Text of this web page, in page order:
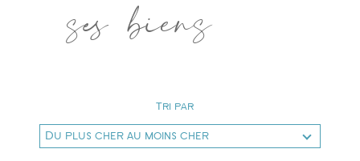
ses biens
Tri par
Du plus cher au moins cher